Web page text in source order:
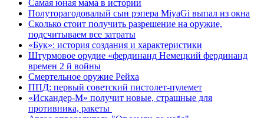
Самая юная мама в истории
Полуторагодовалый сын рэпера MiyaGi выпал из окна
Сколько стоит получить разрешение на оружие,
подсчитываем все затраты
«Бук»: история создания и характеристики
Штурмовое орудие «фердинанд Немецкий фердинанд
времен 2 й войны
Смертельное оружие Рейха
ППД: первый советский пистолет-пулемет
«Искандер-М» получит новые, страшные для
противника, ракеты